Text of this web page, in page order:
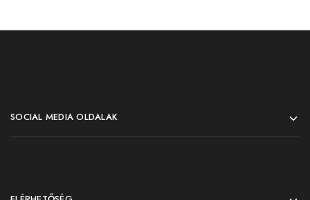
SOCIAL MEDIA OLDALAK